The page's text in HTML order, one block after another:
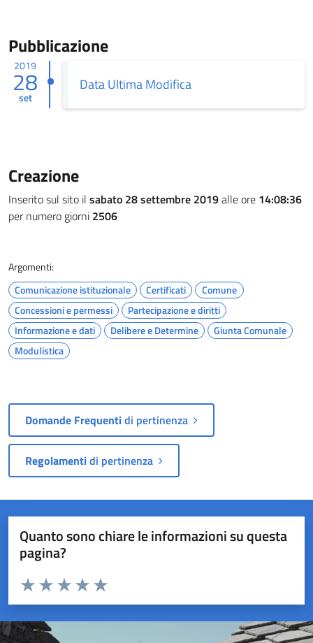
Pubblicazione
2019
28
set
Data Ultima Modifica
Creazione
Inserito sul sito il sabato 28 settembre 2019alle ore 14:08:36
per numero giorni 2506
Argomenti:
Comunicazione istituzionale
Certificati
Comune
Concessioni e permessi
Partecipazione e diritti
Informazione e dati
Delibere e Determine
Giunta Comunale
Modulistica
Domande Frequentidi pertinenza
Regolamentidi pertinenza
Quanto sono chiare le informazioni su questa
pagina?
Valuta da 1 a 5 stelle la pagina
Valuta 5 stelle su 5
Valuta 4 stelle su 5
Valuta 3 stelle su 5
Valuta 2 stelle su 5
Valuta 1 stelle su 5